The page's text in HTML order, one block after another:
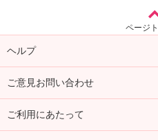
ページ
ヘルプ
ご意見お問い合わせ
ご利用にあたって